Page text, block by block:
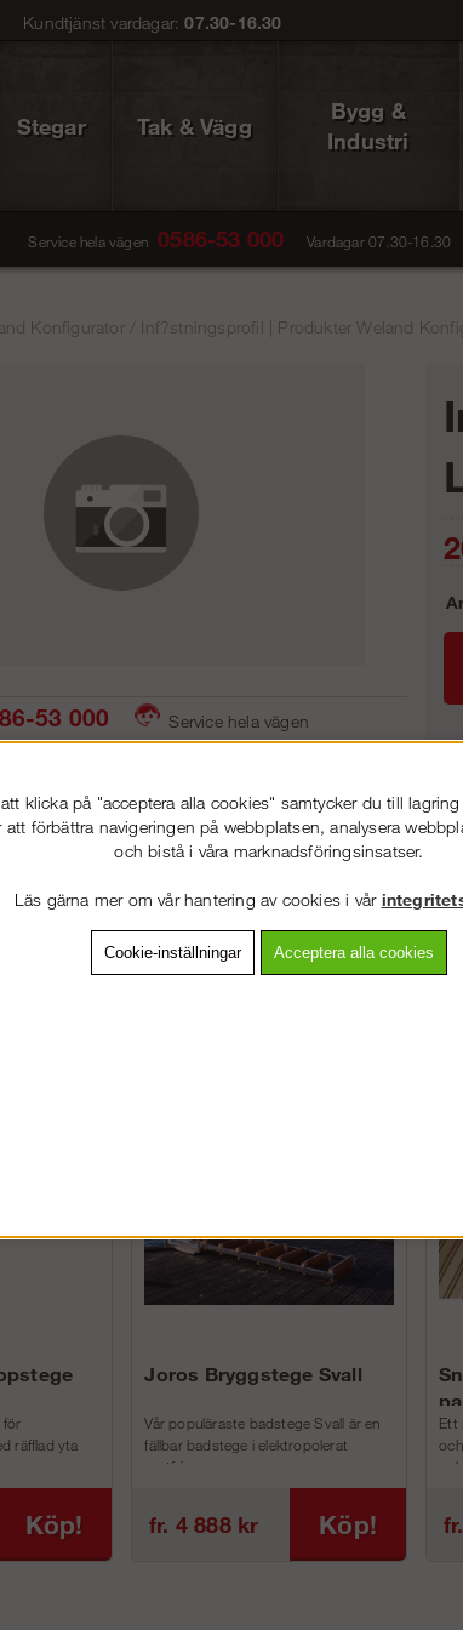
Kundtjänst vardagar:07.30-16.30
Stegar Tak & Vägg
Bygg &
Industri
Service hela vägen 0586-53 000 Vardagar 07.30-16.30
Konfigurator/ Inf?stningsprofil | Produkter Weland
53 000
Service hela vägen
Detaljerad info
för
räfflad yta
Köp!
Joros Bryggstege Svall
Vår populäraste badstege Svall är en
fällbar badstege i elektropolerat
rostfri...
fr. 4 888 kr Köp!
Ett
klicka på "acceptera alla cookies" samtycker du till
att förbättra navigeringen på webbplatsen, analysera
och bistå i våra marknadsföringsinsatser.
Läs gärna mer om vår hantering av cookies i vår
Cookie-inställningar Acceptera alla cookies
VÄLKOMMEN TILL